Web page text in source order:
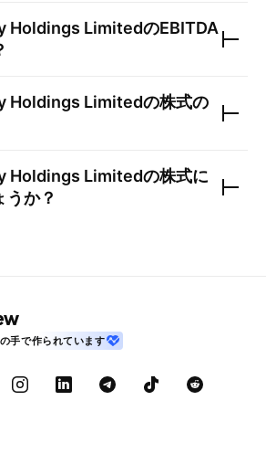
Holdings LimitedのEBITDA
Holdings Limitedの株式の
Holdings Limitedの株式に
うか？
手で作られています